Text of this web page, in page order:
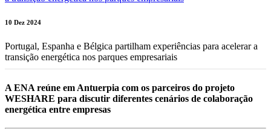
10 Dez 2024
Portugal, Espanha e Bélgica partilham experiências para acelerar a
transição energética nos parques empresariais
A ENA reúne em Antuerpia com os parceiros do projeto
WESHARE para discutir diferentes cenários de colaboração
energética entre empresas